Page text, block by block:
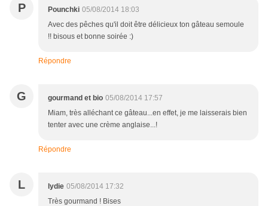
P Pounchki 05/08/2014 18:03
Avec des pêches qu'il doit être délicieux ton gâteau semoule
!! bisous et bonne soirée :)
Répondre
G gourmand et bio 05/08/2014 17:57
Miam, très alléchant ce gâteau...en effet, je me laisserais bien
tenter avec une crème anglaise...!
Répondre
L lydie 05/08/2014 17:32
Très gourmand ! Bises